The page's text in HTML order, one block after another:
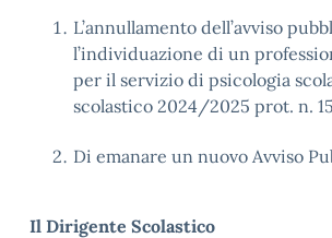
L’annullamento dell’avviso
l’individuazione di un
per il servizio di psicologia
scolastico 2024/2025 prot. n.
Di emanare un nuovo Avviso
Il Dirigente Scolastico